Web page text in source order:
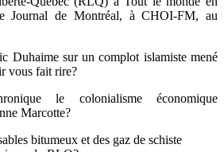
Journal de Montréal, à CHOI-FM, au
Duhaime sur un complot islamiste mené
vous fait rire?
le colonialisme économique
Marcotte?
bitumeux et des gaz de schiste